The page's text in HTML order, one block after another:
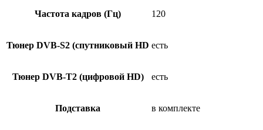
Частота кадров (Гц) 120
Тюнер DVB-S2 (спутниковый HD есть
Тюнер DVB-T2 (цифровой HD) есть
Подставка в комплекте